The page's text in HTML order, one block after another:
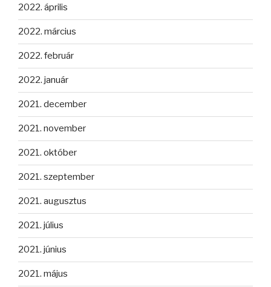
2022. április
2022. március
2022. február
2022. január
2021. december
2021. november
2021. október
2021. szeptember
2021. augusztus
2021. július
2021. június
2021. május